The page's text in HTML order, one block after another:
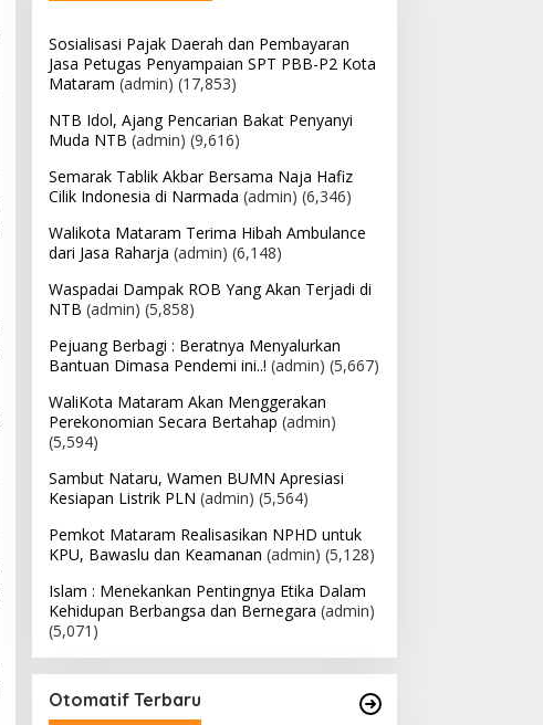
Sosialisasi Pajak Daerah dan Pembayaran
Jasa Petugas Penyampaian SPT PBB-P2 Kota
Mataram (admin) (17,853)
NTB Idol, Ajang Pencarian Bakat Penyanyi
Muda NTB (admin) (9,616)
Semarak Tablik Akbar Bersama Naja Hafiz
Cilik Indonesia di Narmada (admin) (6,346)
Walikota Mataram Terima Hibah Ambulance
dari Jasa Raharja (admin) (6,148)
Waspadai Dampak ROB Yang Akan Terjadi di
NTB (admin) (5,858)
Pejuang Berbagi : Beratnya Menyalurkan
Bantuan Dimasa Pendemi ini..! (admin) (5,667)
WaliKota Mataram Akan Menggerakan
Perekonomian Secara Bertahap (admin)
(5,594)
Sambut Nataru, Wamen BUMN Apresiasi
Kesiapan Listrik PLN (admin) (5,564)
Pemkot Mataram Realisasikan NPHD untuk
KPU, Bawaslu dan Keamanan (admin) (5,128)
Islam : Menekankan Pentingnya Etika Dalam
Kehidupan Berbangsa dan Bernegara (admin)
(5,071)
Otomatif Terbaru